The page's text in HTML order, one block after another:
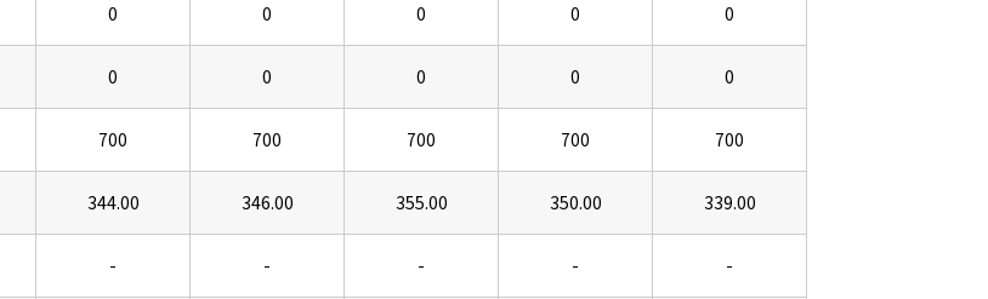
0 0 0 0 0
0 0 0 0 0
700 700 700 700 700
344.00 346.00 355.00 350.00 339.00
- - - - -